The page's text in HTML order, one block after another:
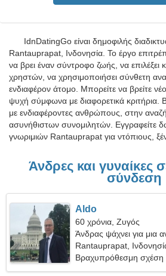
IdnDatingGo είναι δημοφιλής
Rantauprapat, Ινδονησία. Το έργο
να βρει έναν σύντροφο ζωής, να επιλέξει
χρηστών, να χρησιμοποιήσει σύνθετη
ενδιαφέρον άτομο. Μπορείτε να βρείτε
ψυχή σύμφωνα με διαφορετικά κριτήρια.
με ενδιαφέροντες ανθρώπους, στην
ασυνήθιστων συνομιλητών. Εγγραφείτε
γνωριμιών Rantauprapat για ντόπιους,
Άνδρες και γυναίκες
σύνδεση
Aldo
60 χρόνια, Ζυγός
Άνδρας ψάχνει για μια
Rantauprapat,
Βραχυπρόθεσμη σχέση